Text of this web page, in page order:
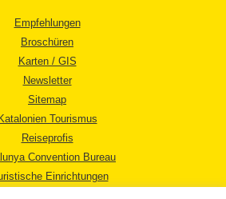
Empfehlungen
Broschüren
Karten / GIS
Newsletter
Sitemap
Katalonien Tourismus
Reiseprofis
Convention Bureau
Einrichtungen